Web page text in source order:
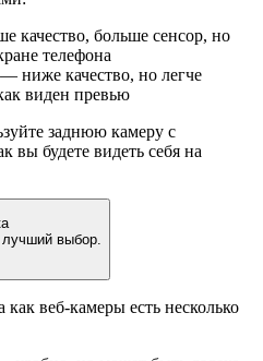
качество, больше сенсор, но
телефона
— ниже качество, но легче
виден превью
заднюю камеру с
будете видеть себя на
выбор.
веб-камеры есть несколько